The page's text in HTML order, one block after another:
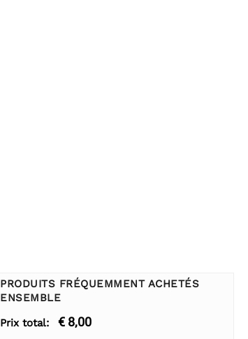
PRODUITS FRÉQUEMMENT ACHETÉS
ENSEMBLE
Prix total:
€ 8,00